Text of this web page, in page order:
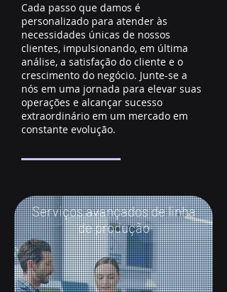
Cada passo que damos é
personalizado para atender às
necessidades únicas de nossos
clientes, impulsionando, em última
análise, a satisfação do cliente e o
crescimento do negócio. Junte-se a
nós em uma jornada para elevar suas
operações e alcançar sucesso
extraordinário em um mercado em
constante evolução.
Serviços avançados de linha
de produção